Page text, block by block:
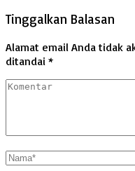
Tinggalkan Balasan
Alamat email Anda tidak
ditandai *